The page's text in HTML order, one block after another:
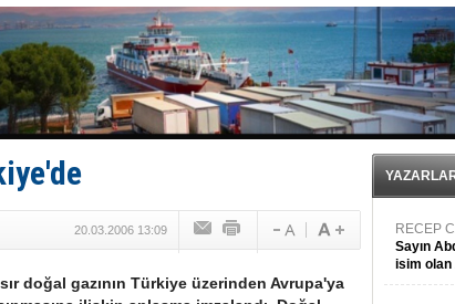
DÖDER, 28. Dönem Yönetim Kurulu Başkanını seçti!
Fairline, Türkiye’de ‘SoleMarin’i seçti
Baltık Denizi'nde tarih yazıldı!
Runit kubbesi okyanusun derinliklerinde halkı tehdit ediyor
Limana dadandılar, 10 tekneyi soydular!
Türk Loydu’na Süveyş tonaj yetkisi
Hüseyin Mengi: “Yapay Zekâ, Ustanın yerini alamaz”
Hat-San Tersanesi’nden yüzer havuza omurga: NB26
Med Marine’e yeni Römorkör!
20.03.2006 13:09
doğal gazının Türkiye üzerinden Avrupa'ya
RECEP
Sayın
isim olan